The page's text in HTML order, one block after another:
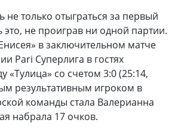
не только отыграться за первый
это, не проиграв ни одной партии.
в заключительном матче
Pari Суперлига в гостях
«Тулица» со счетом 3:0 (25:14,
результативным игроком в
команды стала Валерианна
набрала 17 очков.